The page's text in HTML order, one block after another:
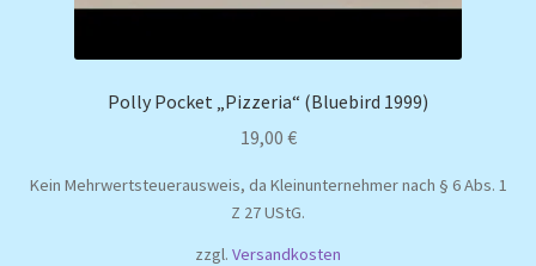
Polly Pocket „Pizzeria“ (Bluebird 1999)
19,00 €
Kein Mehrwertsteuerausweis, da Kleinunternehmer nach § 6 Abs. 1
Z 27 UStG.
zzgl. Versandkosten